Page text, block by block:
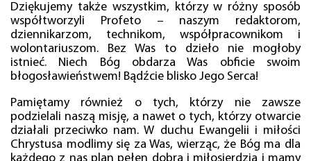
Dziękujemy także wszystkim, którzy w różny sposób
współtworzyli Profeto – naszym redaktorom,
dziennikarzom, technikom, współpracownikom i
wolontariuszom. Bez Was to dzieło nie mogłoby
istnieć. Niech Bóg obdarza Was obficie swoim
błogosławieństwem! Bądźcie blisko Jego Serca!
Pamiętamy również o tych, którzy nie zawsze
podzielali naszą misję, a nawet o tych, którzy otwarcie
działali przeciwko nam. W duchu Ewangelii i miłości
Chrystusa modlimy się za Was, wierząc, że Bóg ma dla